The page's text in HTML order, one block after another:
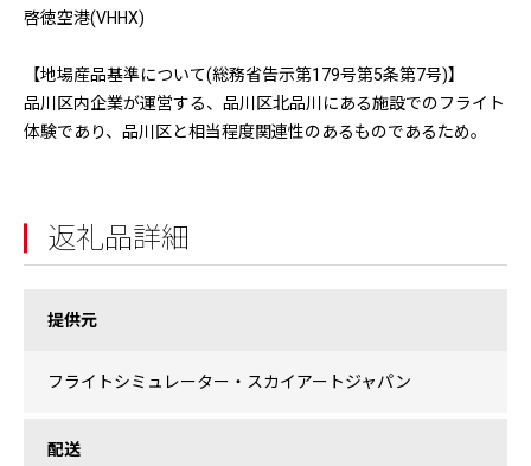
啓徳空港(VHHX)
【地場産品基準について(総務省告示第179号第5条第7号)】
品川区内企業が運営する、品川区北品川にある施設でのフライト
体験であり、品川区と相当程度関連性のあるものであるため。
返礼品詳細
提供元
フライトシミュレーター・スカイアートジャパン
配送